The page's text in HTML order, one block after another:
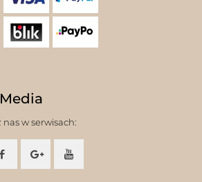
nas w serwisach: